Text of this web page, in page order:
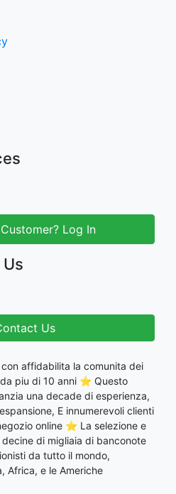
Log In
Us
affidabilita la comunita dei
piu di 10 anni ⭐ Questo
una decade di esperienza,
E innumerevoli clienti
online ⭐ La selezione e
di migliaia di banconote
da tutto il mondo,
Africa, e le Americhe